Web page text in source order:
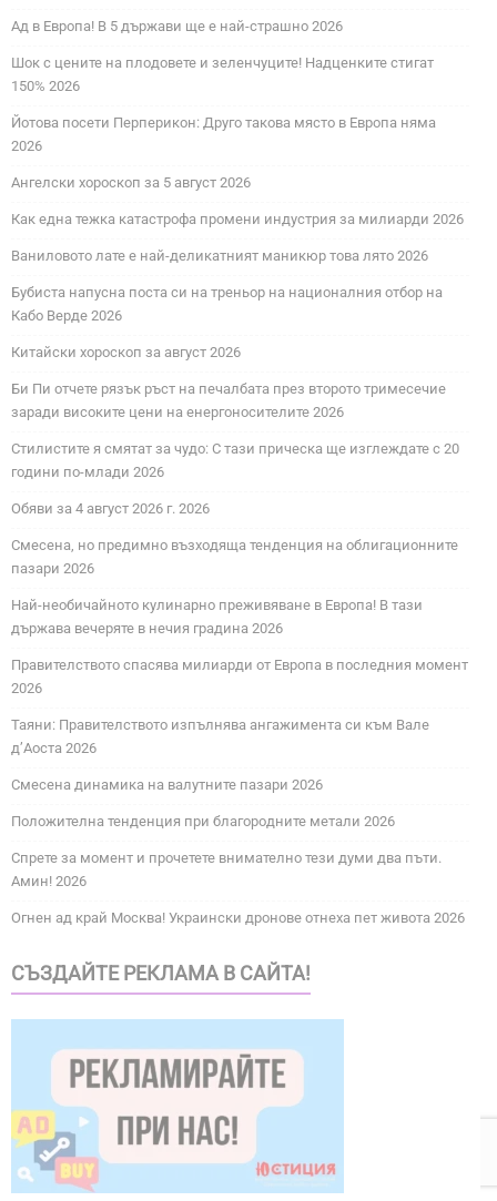
Ад в Европа! В 5 държави ще е най-страшно 2026
Шок с цените на плодовете и зеленчуците! Надценките стигат
150% 2026
Йотова посети Перперикон: Друго такова място в Европа няма
2026
Ангелски хороскоп за 5 август 2026
Как една тежка катастрофа промени индустрия за милиарди 2026
Ваниловото лате е най-деликатният маникюр това лято 2026
Бубиста напусна поста си на треньор на националния отбор на
Кабо Верде 2026
Китайски хороскоп за август 2026
Би Пи отчете рязък ръст на печалбата през второто тримесечие
заради високите цени на енергоносителите 2026
Стилистите я смятат за чудо: С тази прическа ще изглеждате с 20
години по-млади 2026
Обяви за 4 август 2026 г. 2026
Смесена, но предимно възходяща тенденция на облигационните
пазари 2026
Най-необичайното кулинарно преживяване в Европа! В тази
държава вечеряте в нечия градина 2026
Правителството спасява милиарди от Европа в последния момент
2026
Таяни: Правителството изпълнява ангажимента си към Вале
д’Аоста 2026
Смесена динамика на валутните пазари 2026
Положителна тенденция при благородните метали 2026
Спрете за момент и прочетете внимателно тези думи два пъти.
Амин! 2026
Огнен ад край Москва! Украински дронове отнеха пет живота 2026
СЪЗДАЙТЕ РЕКЛАМА В САЙТА!